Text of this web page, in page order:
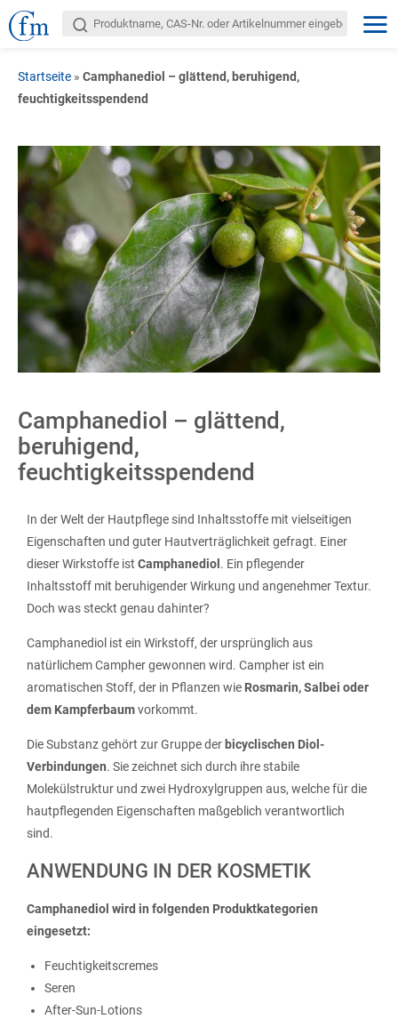
Startseite » Camphanediol – glättend, beruhigend,
feuchtigkeitsspendend
Camphanediol – glättend,
beruhigend,
feuchtigkeitsspendend
In der Welt der Hautpflege sind Inhaltsstoffe mit vielseitigen
Eigenschaften und guter Hautverträglichkeit gefragt. Einer
dieser Wirkstoffe ist Camphanediol . Ein pflegender
Inhaltsstoff mit beruhigender Wirkung und angenehmer Textur.
Doch was steckt genau dahinter?
Camphanediol ist ein Wirkstoff, der ursprünglich aus
natürlichem Campher gewonnen wird. Campher ist ein
aromatischen Stoff, der in Pflanzen wie Rosmarin, Salbei oder
dem Kampferbaumvorkommt.
Die Substanz gehört zur Gruppe der bicyclischen Diol-
Verbindungen. Sie zeichnet sich durch ihre stabile
Molekülstruktur und zwei Hydroxylgruppen aus, welche für die
hautpflegenden Eigenschaften maßgeblich verantwortlich
sind.
ANWENDUNG IN DER KOSMETIK
Camphanediol wird in folgenden Produktkategorien
eingesetzt:
Feuchtigkeitscremes
Seren
After-Sun-Lotions